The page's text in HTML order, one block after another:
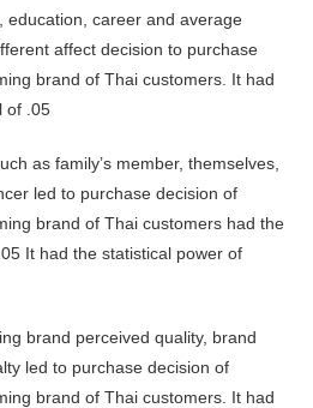
education, career and average
affect decision to purchase
brand of Thai customers. It had
of .05
as family’s member, themselves,
led to purchase decision of
brand of Thai customers had the
It had the statistical power of
brand perceived quality, brand
led to purchase decision of
brand of Thai customers. It had